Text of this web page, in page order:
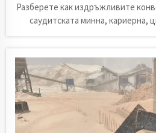
Разберете как издръжливите
саудитската минна, кариерна,
на транспортирането с